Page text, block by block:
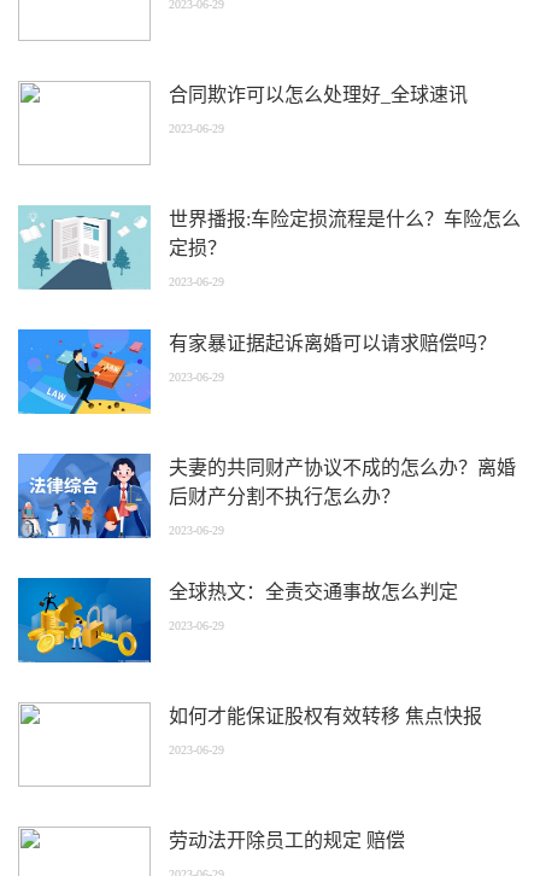
2023-06-29
合同欺诈可以怎么处理好_全球速讯
2023-06-29
世界播报:车险定损流程是什么？车险怎么
定损？
2023-06-29
有家暴证据起诉离婚可以请求赔偿吗？
2023-06-29
夫妻的共同财产协议不成的怎么办？离婚
后财产分割不执行怎么办？
2023-06-29
全球热文：全责交通事故怎么判定
2023-06-29
如何才能保证股权有效转移 焦点快报
2023-06-29
劳动法开除员工的规定 赔偿